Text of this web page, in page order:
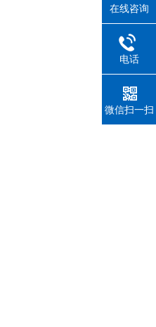
在线咨询
电话
微信扫一扫